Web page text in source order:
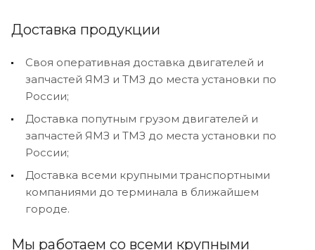
Доставка продукции
Своя оперативная доставка двигателей и
запчастей ЯМЗ и ТМЗ до места установки по
России;
Доставка попутным грузом двигателей и
запчастей ЯМЗ и ТМЗ до места установки по
России;
Доставка всеми крупными транспортными
компаниями до терминала в ближайшем
городе.
Мы работаем со всеми крупными